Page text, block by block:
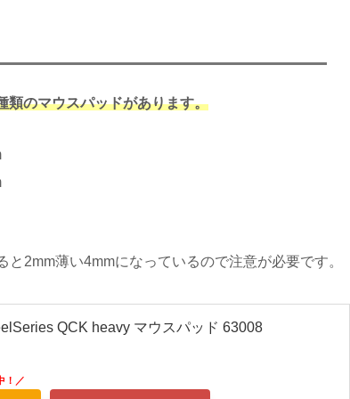
類のマウスパッドがあります。
2mm薄い4mmになっているので注意が必要です。
QCK heavy マウスパッド 63008